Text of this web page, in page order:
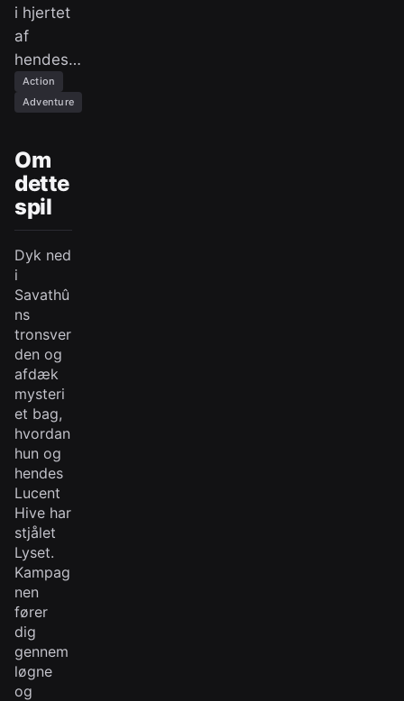
i hjertet
af
hendes…
Action
Adventure
Om
dette
spil
Dyk ned
i
Savathû
ns
tronsver
den og
afdæk
mysteri
et bag,
hvordan
hun og
hendes
Lucent
Hive har
stjålet
Lyset.
Kampag
nen
fører
dig
gennem
løgne
og